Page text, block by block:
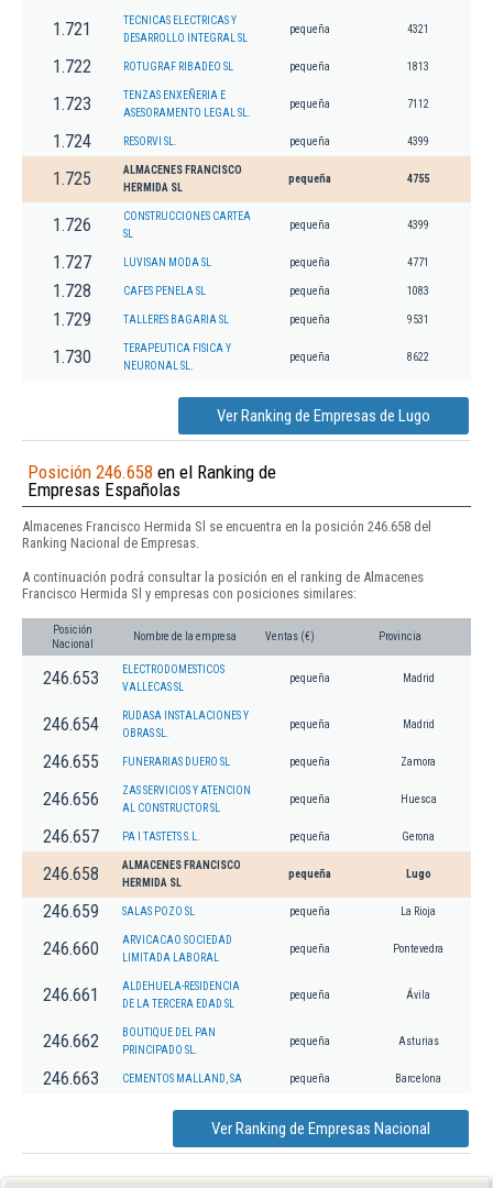
1.721
TECNICAS ELECTRICAS Y
DESARROLLO INTEGRAL SL
pequeña 4321
1.722 ROTUGRAF RIBADEO SL pequeña 1813
1.723
TENZAS ENXEÑERIA E
ASESORAMENTO LEGAL SL.
pequeña 7112
1.724 RESORVI SL. pequeña 4399
1.725
ALMACENES FRANCISCO
HERMIDA SL
pequeña 4755
1.726
CONSTRUCCIONES CARTEA
SL
pequeña 4399
1.727 LUVISAN MODA SL pequeña 4771
1.728 CAFES PENELA SL pequeña 1083
1.729 TALLERES BAGARIA SL pequeña 9531
1.730
TERAPEUTICA FISICA Y
NEURONAL SL.
pequeña 8622
Ver Ranking de Empresas de Lugo
Posición 246.658 en el Ranking de
Empresas Españolas
Almacenes Francisco Hermida Sl se encuentra en la posición 246.658 del
Ranking Nacional de Empresas.
A continuación podrá consultar la posición en el ranking de Almacenes
Francisco Hermida Sl y empresas con posiciones similares:
Posición
Nacional
Nombre de la empresa Ventas (€) Provincia
246.653
ELECTRODOMESTICOS
VALLECAS SL
pequeña Madrid
246.654
RUDASA INSTALACIONES Y
OBRAS SL.
pequeña Madrid
246.655 FUNERARIAS DUERO SL pequeña Zamora
246.656
ZAS SERVICIOS Y ATENCION
AL CONSTRUCTOR SL
pequeña Huesca
246.657 PA I TASTETS S.L. pequeña Gerona
246.658
ALMACENES FRANCISCO
HERMIDA SL
pequeña Lugo
246.659 SALAS POZO SL pequeña La Rioja
246.660
ARVICACAO SOCIEDAD
LIMITADA LABORAL
pequeña Pontevedra
246.661
ALDEHUELA-RESIDENCIA
DE LA TERCERA EDAD SL
pequeña Ávila
246.662
BOUTIQUE DEL PAN
PRINCIPADO SL.
pequeña Asturias
246.663 CEMENTOS MALLAND, SA pequeña Barcelona
Ver Ranking de Empresas Nacional